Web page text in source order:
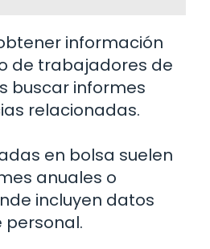
información
de trabajadores de
buscar informes
relacionadas.
en bolsa suelen
anuales o
incluyen datos
personal.